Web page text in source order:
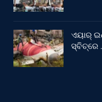
ଏୟାର୍
ସ୍ବିଚ୍‌ରେ